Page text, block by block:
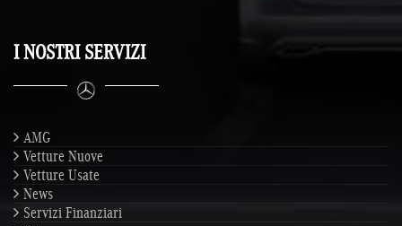
I NOSTRI SERVIZI
AMG
Vetture Nuove
Vetture Usate
News
Servizi Finanziari